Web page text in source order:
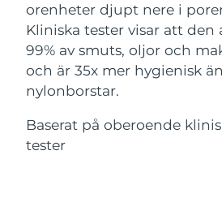
orenheter djupt nere i
Kliniska tester visar att den
99% av smuts, oljor och
och är 35x mer hygienisk än
nylonborstar.
Baserat på oberoende
tester
FOREO APP
OM FOREO
Kazakstan
Kuwait
Lettland
Libanon